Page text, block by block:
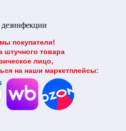
покупатели!
штучного товара
лицо,
на наши маркетплейсы: